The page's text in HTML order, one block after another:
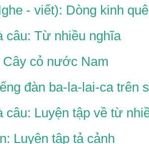
- viết): Dòng kinh
câu: Từ nhiều nghĩa
Cây cỏ nước Nam
đàn ba-la-lai-ca trên
câu: Luyện tập về từ
Luyện tập tả cảnh